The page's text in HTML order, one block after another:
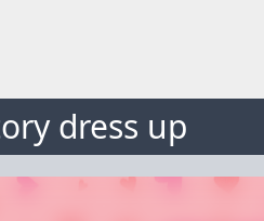
dress up